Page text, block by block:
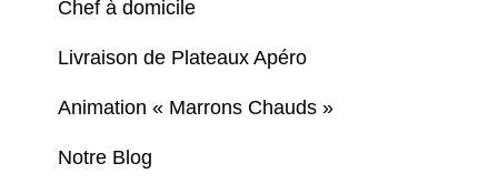
Chef à domicile
Livraison de Plateaux Apéro
Animation « Marrons Chauds »
Notre Blog